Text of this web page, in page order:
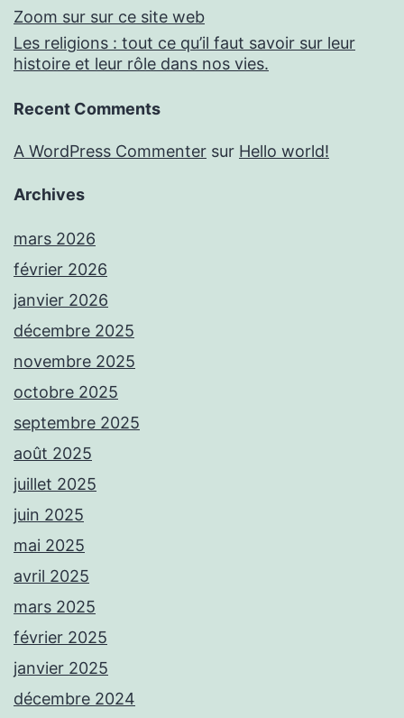
Zoom sur sur ce site web
Les religions : tout ce qu’il faut savoir sur leur
histoire et leur rôle dans nos vies.
Recent Comments
A WordPress Commenter sur Hello world!
Archives
mars 2026
février 2026
janvier 2026
décembre 2025
novembre 2025
octobre 2025
septembre 2025
août 2025
juillet 2025
juin 2025
mai 2025
avril 2025
mars 2025
février 2025
janvier 2025
décembre 2024